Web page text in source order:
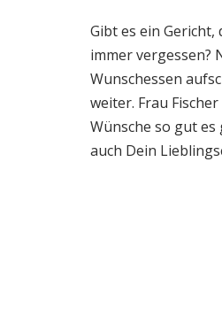
Gibt es ein
immer vergessen?
Wunschessen
weiter. Frau
Wünsche so gut
auch Dein